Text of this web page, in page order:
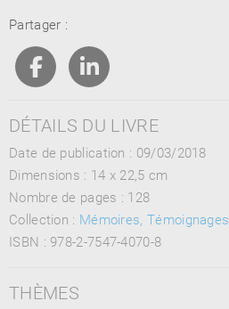
Partager :
DÉTAILS DU LIVRE
Date de publication : 09/03/2018
Dimensions : 14 x 22,5 cm
Nombre de pages : 128
Collection : Mémoires, Témoignages
ISBN : 978-2-7547-4070-8
THÈMES